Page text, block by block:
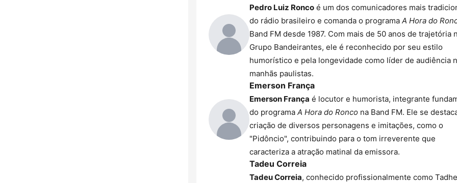
Pedro Luiz Ronco é um dos comunicadores mais
do rádio brasileiro e comanda o programa A Hora do
Band FM desde 1987. Com mais de 50 anos de trajetória
Grupo Bandeirantes, ele é reconhecido por seu estilo
humorístico e pela longevidade como líder de audiência
manhãs paulistas.
Emerson França
Emerson França é locutor e humorista, integrante
do programa A Hora do Ronco na Band FM. Ele se
criação de diversos personagens e imitações, como o
"Pidôncio", contribuindo para o tom irreverente que
caracteriza a atração matinal da emissora.
Tadeu Correia
Tadeu Correia, conhecido profissionalmente como